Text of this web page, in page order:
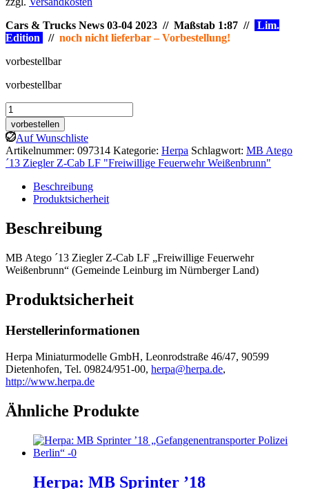
Cars & Trucks News 03-04 2023 // Maßstab 1:87 //
Lim.
Edition
// noch nicht lieferbar – Vorbestellung!
vorbestellbar
vorbestellbar
Herpa:
MB
Atego
´13
Ziegler
Z-
Weißenbrunn"
Menge
vorbestellen
Auf Wunschliste
Artikelnummer: 097314 Kategorie: Herpa Schlagwort: MB Atego
´13 Ziegler Z-Cab LF "Freiwillige Feuerwehr Weißenbrunn"
Beschreibung
Produktsicherheit
Beschreibung
MB Atego ´13 Ziegler Z-Cab LF „Freiwillige Feuerwehr
Weißenbrunn“ (Gemeinde Leinburg im Nürnberger Land)
Produktsicherheit
Herstellerinformationen
Herpa Miniaturmodelle GmbH, Leonrodstraße 46/47, 90599
Dietenhofen, Tel. 09824/951-00, herpa@herpa.de,
http://www.herpa.de
Ähnliche Produkte
Herpa: MB Sprinter ’18